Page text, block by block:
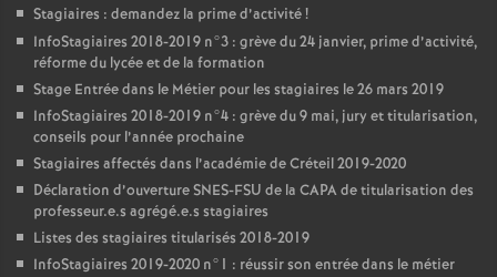
Stagiaires : demandez la prime d’activité!
InfoStagiaires 2018-2019 n°3 : grève du 24 janvier, prime d’activité,
réforme du lycée et de la formation
Stage Entrée dans le Métier pour les stagiaires le 26 mars 2019
InfoStagiaires 2018-2019 n°4 : grève du 9 mai, jury et titularisation,
conseils pour l’année prochaine
Stagiaires affectés dans l’académie de Créteil 2019-2020
Déclaration d’ouvertureSNES-FSU de la CAPAde titularisation des
professeur.e.s agrégé.e.s stagiaires
Listes des stagiaires titularisés 2018-2019
InfoStagiaires 2019-2020 n°1 : réussir son entrée dans le métier